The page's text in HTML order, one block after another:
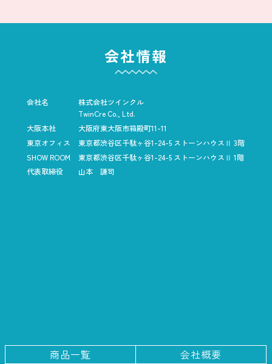
会社情報
会社名
株式会社ツインクル
TwinCre Co., Ltd.
大阪本社
大阪府東大阪市箱殿町11-11
東京オフィス
東京都渋谷区千駄ヶ谷1-24-5 ストーンハウスⅡ 3階
SHOW ROOM
東京都渋谷区千駄ヶ谷1-24-5 ストーンハウスⅡ 1階
代表取締役
山本 謙司
商品一覧 会社概要